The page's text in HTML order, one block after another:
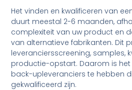
Het vinden en kwalificeren van
duurt meestal 2-6 maanden,
complexiteit van uw product en
van alternatieve fabrikanten. Dit
leveranciersscreening, samples,
productie-opstart. Daarom is
back-upleveranciers te hebben
gekwalificeerd zijn.